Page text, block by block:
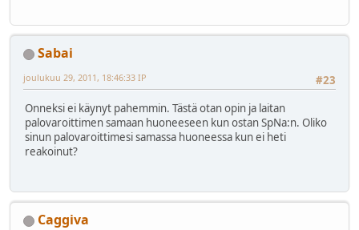
Sabai
#23
joulukuu 29, 2011, 18:46:33 IP
Onneksi ei käynyt pahemmin. Tästä otan opin ja laitan
palovaroittimen samaan huoneeseen kun ostan SpNa:n. Oliko
sinun palovaroittimesi samassa huoneessa kun ei heti
reakoinut?
Caggiva